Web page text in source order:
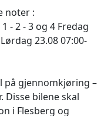
noter :
- 2 - 3 og 4 Fredag
23.08 07:00-
på gjennomkjøring –
Disse bilene skal
i Flesberg og